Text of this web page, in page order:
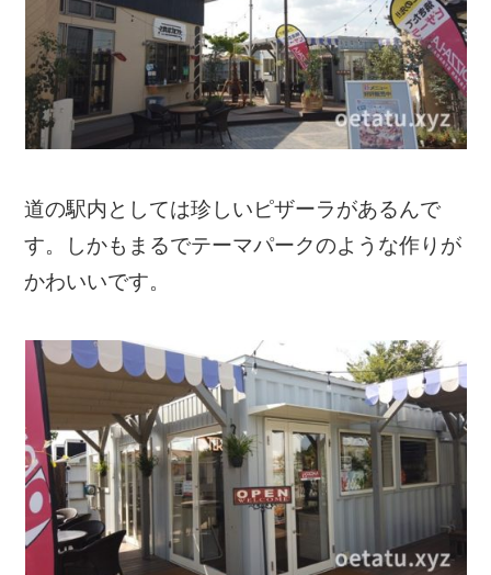
道の駅内としては珍しいピザーラがあるんで
す。しかもまるでテーマパークのような作りが
かわいいです。